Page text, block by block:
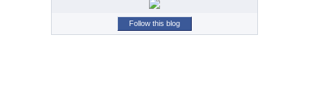
Follow this blog